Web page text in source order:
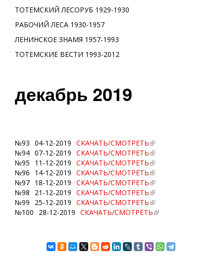
ТОТЕМСКИЙ ЛЕСОРУБ 1929-1930
РАБОЧИЙ ЛЕСА 1930-1957
ЛЕНИНСКОЕ ЗНАМЯ 1957-1993
ТОТЕМСКИЕ ВЕСТИ 1993-2012
декабрь 2019
№93 04-12-2019 СКАЧАТЬ/СМОТРЕТЬ
№94 07-12-2019 СКАЧАТЬ/СМОТРЕТЬ
№95
11-12-2019 СКАЧАТЬ/СМОТРЕТЬ
№96
14-12-2019 СКАЧАТЬ/СМОТРЕТЬ
№97 18-12-2019 СКАЧАТЬ/СМОТРЕТЬ
№98
21-12-2019 СКАЧАТЬ/СМОТРЕТЬ
№99
25-12-2019 СКАЧАТЬ/СМОТРЕТЬ
№100
28-12-2019 СКАЧАТЬ/СМОТРЕТЬ